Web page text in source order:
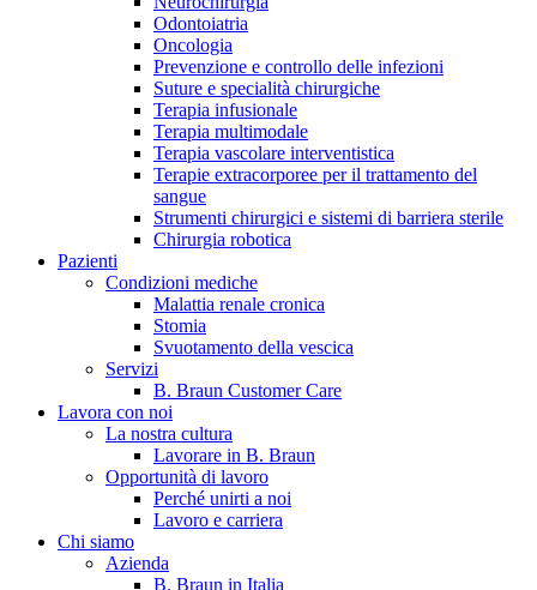
Catalogo prodotti
Trova il prodotto che stai cercando. Visita il catalogo B.
Braun con il nostro portfolio completo.
Hai domande o richieste? Scrivici per entrare subito in
contatto con un nostro referente.
B. Braun in Italia
Scopri chi siamo ed entra nel mondo di B. Braun in Italia: 4
sedi, 4 aziende, più di 700 dipendenti e un Centro di
Eccellenza a livello globale.
Odontoiatria
Oncologia
Prevenzione e controllo delle infezioni
Suture e specialità chirurgiche
Terapia infusionale
Terapia multimodale
Terapia vascolare interventistica
Terapie extracorporee per il trattamento del
sangue
Strumenti chirurgici e sistemi di barriera sterile
Chirurgia robotica
Pazienti
Condizioni mediche
Malattia renale cronica
Stomia
Svuotamento della vescica
Servizi
B. Braun Customer Care
Lavora con noi
La nostra cultura
Lavorare in B. Braun
Opportunità di lavoro
Perché unirti a noi
Lavoro e carriera
Chi siamo
Azienda
B. Braun in Italia